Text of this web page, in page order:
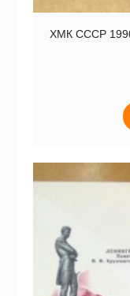
ХМК СССР